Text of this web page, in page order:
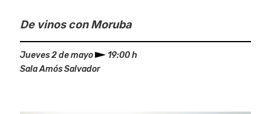
De vinos con Moruba
Jueves 2 de mayo
19:00 h
Sala Amós Salvador